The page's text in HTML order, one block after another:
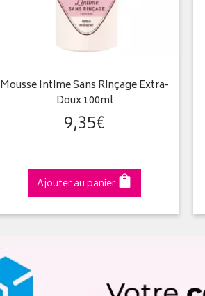
Mousse Intime Sans Rinçage Extra-
Doux 100ml
9,35€
Ajouter au panier